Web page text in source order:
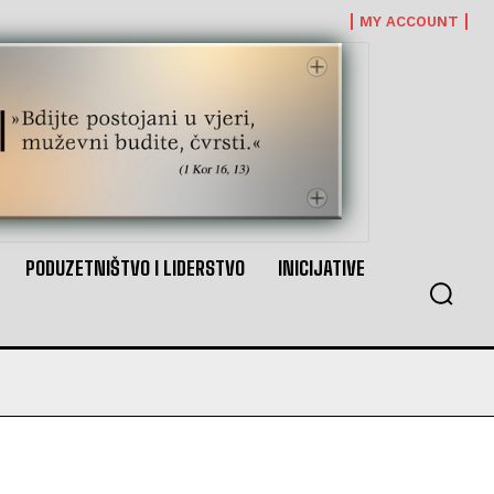
MY ACCOUNT
PODUZETNIŠTVO I LIDERSTVO INICIJATIVE